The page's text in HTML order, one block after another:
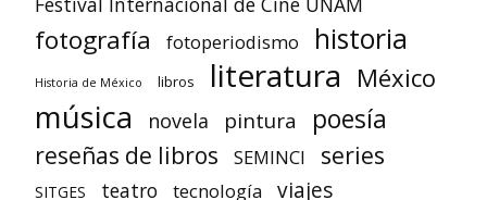
fotografía fotoperiodismo historia
Historia de México libros literatura México
música novela pintura poesía
reseñas de libros SEMINCI series
SITGES teatro tecnología viajes